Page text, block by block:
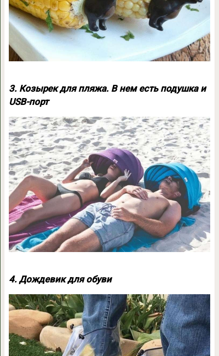
3. Козырек для пляжа. В нем есть подушка и
USB-порт
4. Дождевик для обуви